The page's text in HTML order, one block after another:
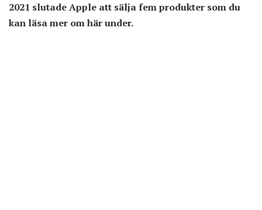
2021 slutade Apple att sälja fem produkter som du
kan läsa mer om här under.